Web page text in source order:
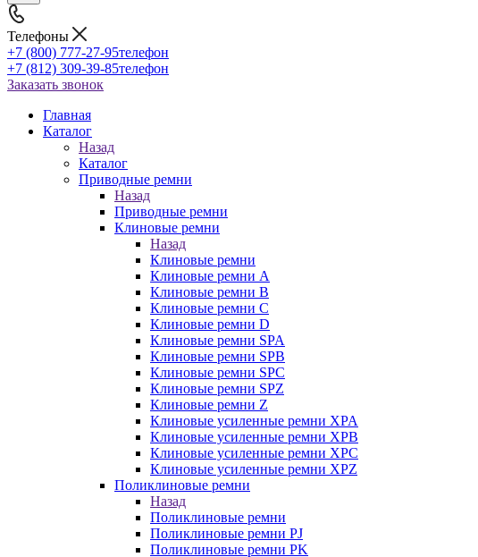
Телефоны
+7 (800) 777-27-95телефон
+7 (812) 309-39-85телефон
Заказать звонок
Главная
Каталог
Назад
Каталог
Приводные ремни
Назад
Приводные ремни
Клиновые ремни
Назад
Клиновые ремни
Клиновые ремни A
Клиновые ремни B
Клиновые ремни C
Клиновые ремни D
Клиновые ремни SPA
Клиновые ремни SPB
Клиновые ремни SPC
Клиновые ремни SPZ
Клиновые ремни Z
Клиновые усиленные ремни XPA
Клиновые усиленные ремни XPB
Клиновые усиленные ремни XPC
Клиновые усиленные ремни XPZ
Поликлиновые ремни
Назад
Поликлиновые ремни
Поликлиновые ремни PJ
Поликлиновые ремни PK